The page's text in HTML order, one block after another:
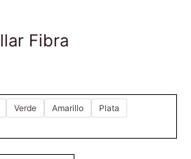
Fibra
Verde Amarillo Plata